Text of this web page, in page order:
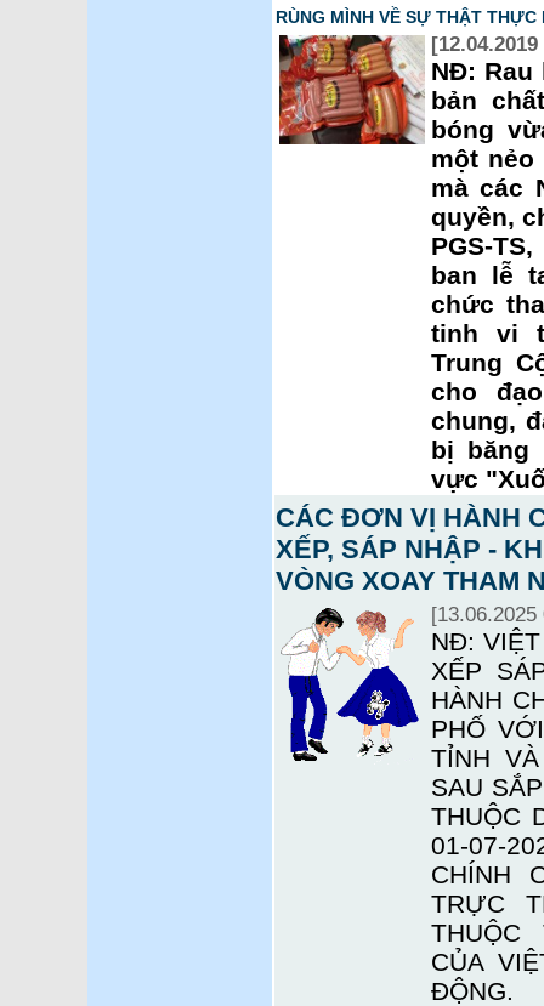
RÙNG MÌNH VỀ SỰ THẬT
NĐ:
bản
bóng
một
mà các
quyền,
PGS-
ban lễ
chức
tinh vi
Trung
cho
chung,
bị băng
vực
CÁC ĐƠN VỊ HÀNH
XẾP, SÁP NHẬP -
VÒNG XOAY THAM
[13.06.2025
NĐ:
XẾP
HÀNH
PHỐ
TỈNH
SAU
THUỘC
01-07-
CHÍNH
TRỰC
THUỘC
CỦA
ĐỘNG.